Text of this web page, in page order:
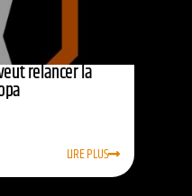
relancer la
LIRE PLUS